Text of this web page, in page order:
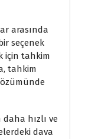
arasında
seçenek
için tahkim
tahkim
hızlı ve
dava